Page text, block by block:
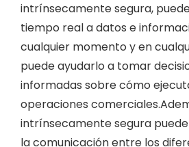
intrínsecamente segura,
tiempo real a datos e
cualquier momento y en
puede ayudarlo a tomar
informadas sobre cómo
operaciones
intrínsecamente segura
la comunicación entre los